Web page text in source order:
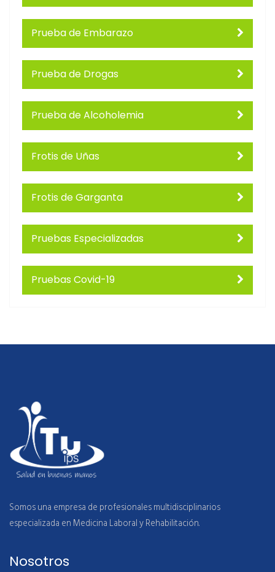
Prueba de Embarazo
Prueba de Drogas
Prueba de Alcoholemia
Frotis de Uñas
Frotis de Garganta
Pruebas Especializadas
Pruebas Covid-19
Somos una empresa de profesionales multidisciplinarios
especializada en Medicina Laboral y Rehabilitación.
Nosotros